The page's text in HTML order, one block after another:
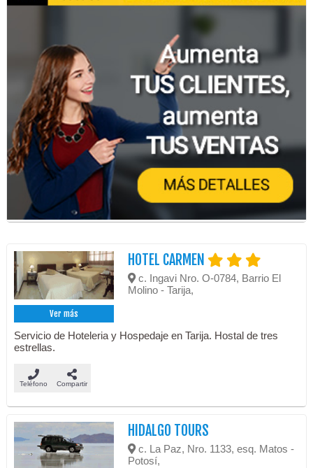
Ver más
HOTEL CARMEN
c. Ingavi Nro. O-0784, Barrio El
Molino - Tarija,
Servicio de Hoteleria y Hospedaje en Tarija. Hostal de tres
estrellas.
Teléfono Compartir
HIDALGO TOURS
c. La Paz, Nro. 1133, esq. Matos -
Potosí,